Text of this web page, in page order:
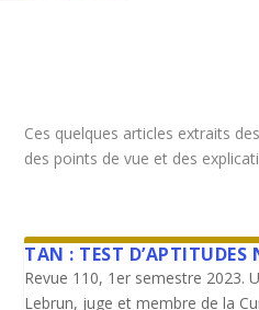
Ces quelques articles extraits
des points de vue et des
TAN : TEST D’APTITUDES
Revue 110, 1er semestre 2023.
Lebrun, juge et membre de la